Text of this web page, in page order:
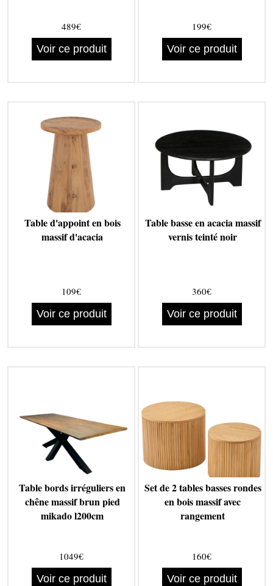
489€
Voir ce produit
199€
Voir ce produit
Table d'appoint en bois
massif d'acacia
109€
Voir ce produit
Table basse en acacia massif
vernis teinté noir
360€
Voir ce produit
Table bords irréguliers en
chêne massif brun pied
mikado l200cm
1049€
Voir ce produit
Set de 2 tables basses rondes
en bois massif avec
rangement
160€
Voir ce produit